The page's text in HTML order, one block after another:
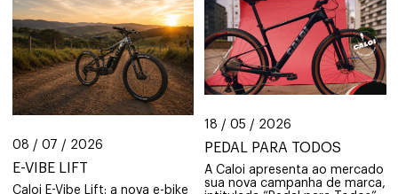
08 / 07 / 2026
E-VIBE LIFT
Caloi E-Vibe Lift: a nova e-bike
18 / 05 / 2026
PEDAL PARA TODOS
A Caloi apresenta ao mercado
sua nova campanha de marca,